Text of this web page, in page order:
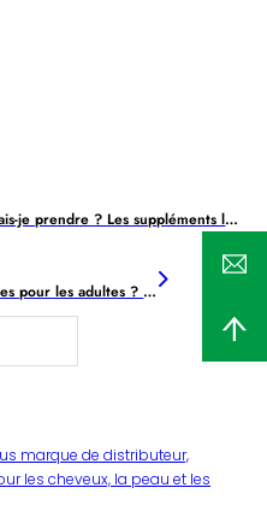
Quels suppléments devrais-je prendre ? Les suppléments les plus populaires
Quels sont les suppléments bénéfiques pour les adultes ? 9 Recommandé
marque de distributeur,
les cheveux, la peau et les